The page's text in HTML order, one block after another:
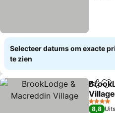
Selecteer datums om exacte
te zien
Delen
Village
4 Sterren
8,8